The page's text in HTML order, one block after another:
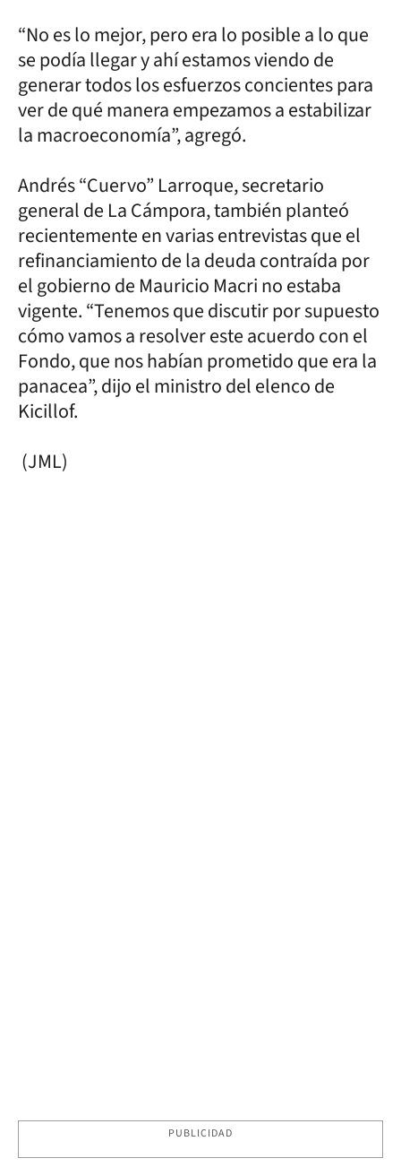
“No es lo mejor, pero era lo posible a lo que
se podía llegar y ahí estamos viendo de
generar todos los esfuerzos concientes para
ver de qué manera empezamos a estabilizar
la macroeconomía”, agregó.
Andrés “Cuervo” Larroque, secretario
general de La Cámpora, también planteó
recientemente en varias entrevistas que el
refinanciamiento de la deuda contraída por
el gobierno de Mauricio Macri no estaba
vigente. “Tenemos que discutir por supuesto
cómo vamos a resolver este acuerdo con el
Fondo, que nos habían prometido que era la
panacea”, dijo el ministro del elenco de
Kicillof.
(JML)
PUBLICIDAD